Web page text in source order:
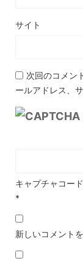
サイト
次回のコメン
ールアドレス、
キャプチャコード
*
新しいコメント